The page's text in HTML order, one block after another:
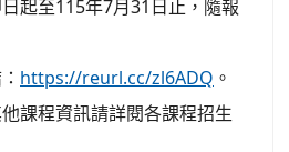
起至115年7月31日止，隨報
https://reurl.cc/zl6ADQ 。
課程資訊請詳閱各課程招生